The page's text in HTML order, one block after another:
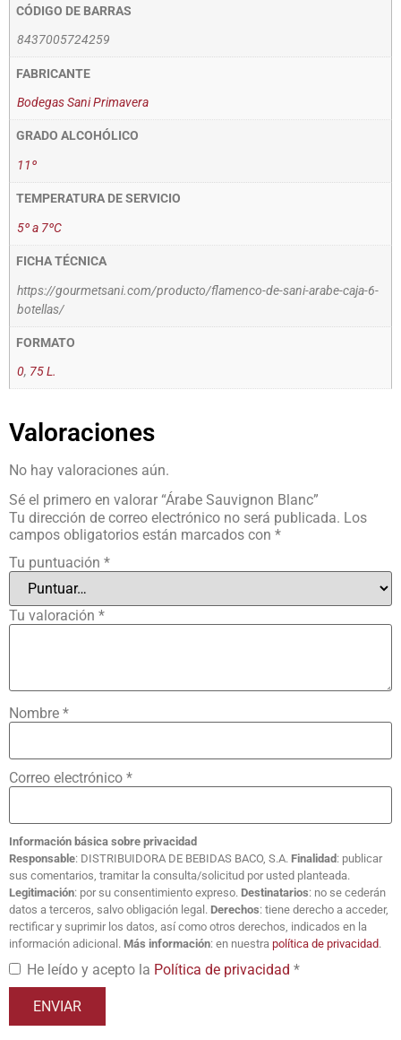
CÓDIGO DE BARRAS
8437005724259
FABRICANTE
Bodegas Sani Primavera
GRADO ALCOHÓLICO
11º
TEMPERATURA DE SERVICIO
5º a 7ºC
FICHA TÉCNICA
https://gourmetsani.com/producto/flamenco-de-sani-arabe-caja-6-
botellas/
FORMATO
0, 75 L.
Valoraciones
No hay valoraciones aún.
Sé el primero en valorar “Árabe Sauvignon Blanc”
Tu dirección de correo electrónico no será publicada. Los
campos obligatorios están marcados con *
Tu puntuación *
Tu valoración *
Nombre *
Correo electrónico *
Información básica sobre privacidad
Responsable: DISTRIBUIDORA DE BEBIDAS BACO, S.A. Finalidad : publicar
sus comentarios, tramitar la consulta/solicitud por usted planteada.
Legitimación: por su consentimiento expreso. Destinatarios: no se cederán
datos a terceros, salvo obligación legal. Derechos: tiene derecho a acceder,
rectificar y suprimir los datos, así como otros derechos, indicados en la
información adicional. Más información: en nuestra política de privacidad.
He leído y acepto la Política de privacidad *